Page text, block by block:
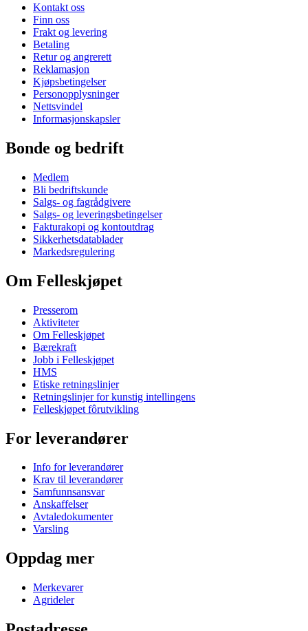
Kontakt oss
Finn oss
Frakt og levering
Betaling
Retur og angrerett
Reklamasjon
Kjøpsbetingelser
Personopplysninger
Nettsvindel
Informasjonskapsler
Bonde og bedrift
Medlem
Bli bedriftskunde
Salgs- og fagrådgivere
Salgs- og leveringsbetingelser
Fakturakopi og kontoutdrag
Sikkerhetsdatablader
Markedsregulering
Om Felleskjøpet
Presserom
Aktiviteter
Om Felleskjøpet
Bærekraft
Jobb i Felleskjøpet
HMS
Etiske retningslinjer
Retningslinjer for kunstig intellingens
Felleskjøpet fôrutvikling
For leverandører
Info for leverandører
Krav til leverandører
Samfunnsansvar
Anskaffelser
Avtaledokumenter
Varsling
Oppdag mer
Merkevarer
Agrideler